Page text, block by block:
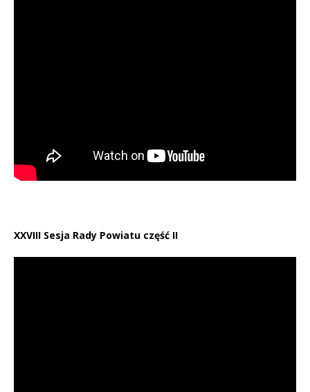
XXVIII Sesja Rady Powiatu część II